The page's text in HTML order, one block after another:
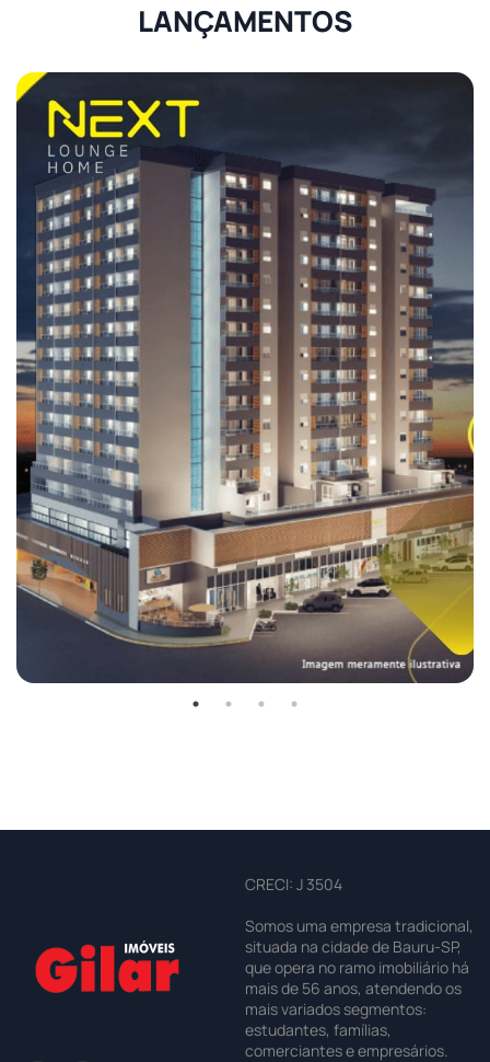
LANÇAMENTOS
CRECI: J 3504
Somos uma empresa tradicional,
situada na cidade de Bauru-SP,
que opera no ramo imobiliário há
mais de 56 anos, atendendo os
mais variados segmentos:
estudantes, famílias,
comerciantes e empresários.